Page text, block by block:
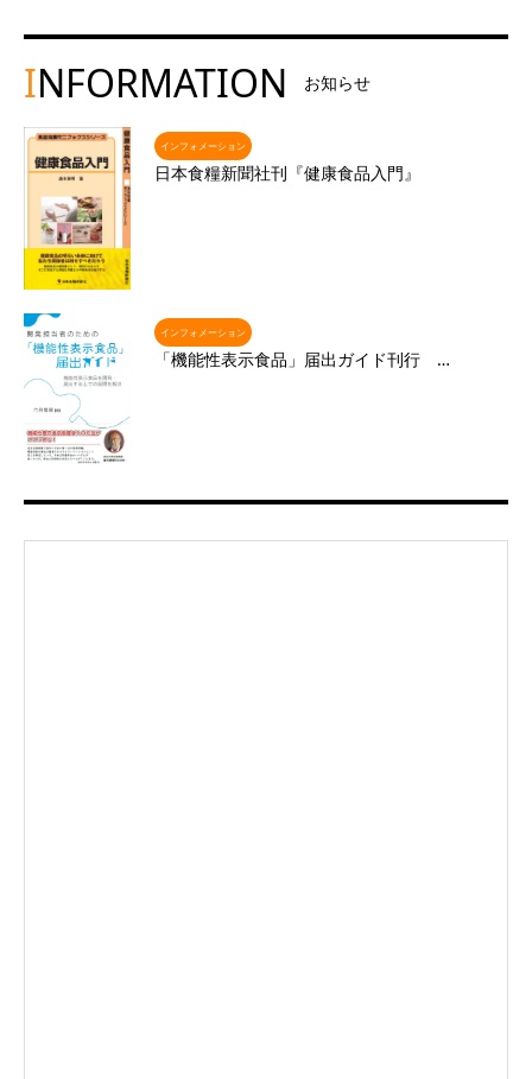
INFORMATION お知らせ
インフォメーション
日本食糧新聞社刊『健康食品入門』
インフォメーション
「機能性表示食品」届出ガイド刊行 …